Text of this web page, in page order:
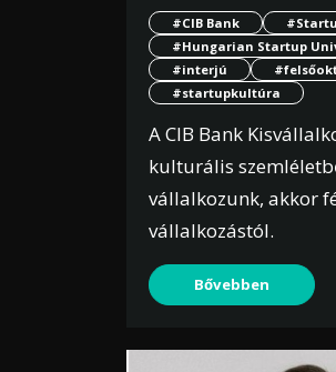
#CIB Bank
#Hungarian Startup
#interjú
#startupkultúra
A CIB Bank
kulturális
vállalkozunk, akkor
vállalkozástól.
Bővebben